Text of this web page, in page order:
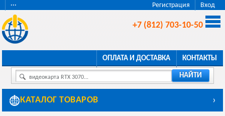
Регистрация Вход
···
+7 (812) 703-10-50
ОПЛАТА И ДОСТАВКА КОНТАКТЫ
видеокарта RTX 3070... НАЙТИ
КАТАЛОГ ТОВАРОВ ›